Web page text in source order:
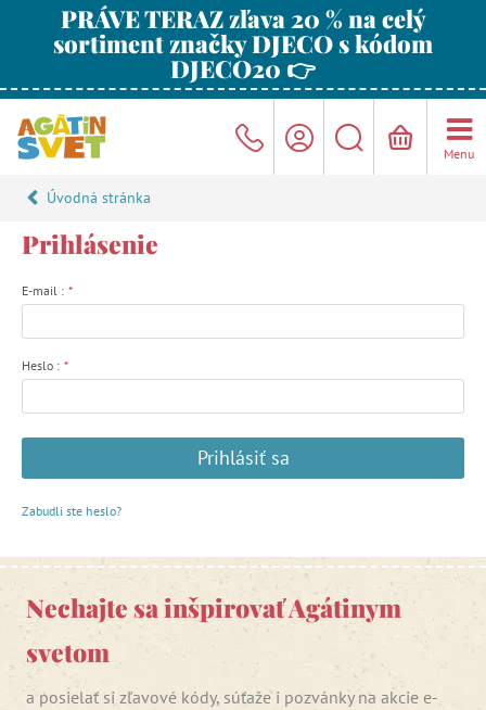
PRÁVE TERAZ zľava 20 % na celý
sortiment značky DJECO s kódom
DJECO20 👉
Menu
Úvodná stránka
Prihlásenie
E-mail : *
Heslo : *
Prihlásiť sa
Zabudli ste heslo?
Nechajte sa inšpirovať Agátinym
svetom
a posielať si zľavové kódy, súťaže i pozvánky na akcie e-